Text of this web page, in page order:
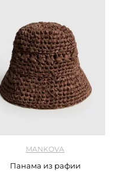
MANKOVA
Панама из рафии